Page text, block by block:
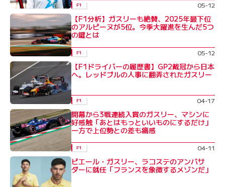
F1 05-12
【F1分析】ガスリーも絶賛、2025年最下位
のアルピーヌが5位。今季大躍進を生んだ5つ
の鍵とは
F1 05-12
【F1ドライバーの履歴書】GP2戴冠から日本
へ。レッドブルの人事に翻弄されたガスリー
F1 04-17
開幕から3戦連続入賞のガスリー、マシンに
好感触「あとはもっといいものにするだけ」
一方で上位勢との差も痛感
F1 04-11
ピエール・ガスリー、ラコステのアンバサ
ダーに就任「フランスを象徴するメゾンだ」